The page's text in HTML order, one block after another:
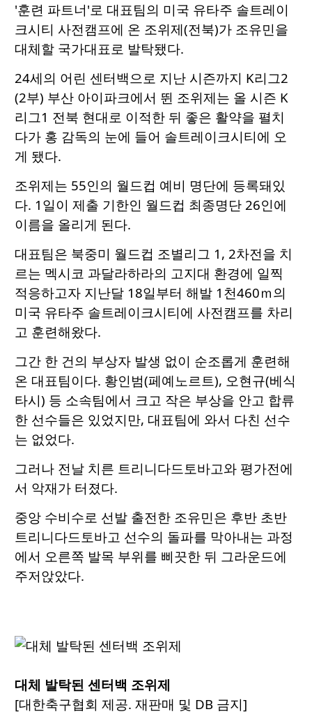
'훈련 파트너'로 대표팀의 미국 유타주 솔트레이
크시티 사전캠프에 온 조위제(전북)가 조유민을
대체할 국가대표로 발탁됐다.
24세의 어린 센터백으로 지난 시즌까지 K리그2
(2부) 부산 아이파크에서 뛴 조위제는 올 시즌 K
리그1 전북 현대로 이적한 뒤 좋은 활약을 펼치
다가 홍 감독의 눈에 들어 솔트레이크시티에 오
게 됐다.
조위제는 55인의 월드컵 예비 명단에 등록돼있
다. 1일이 제출 기한인 월드컵 최종명단 26인에
이름을 올리게 된다.
대표팀은 북중미 월드컵 조별리그 1, 2차전을 치
르는 멕시코 과달라하라의 고지대 환경에 일찍
적응하고자 지난달 18일부터 해발 1천460ｍ의
미국 유타주 솔트레이크시티에 사전캠프를 차리
고 훈련해왔다.
그간 한 건의 부상자 발생 없이 순조롭게 훈련해
온 대표팀이다. 황인범(페예노르트), 오현규(베식
타시) 등 소속팀에서 크고 작은 부상을 안고 합류
한 선수들은 있었지만, 대표팀에 와서 다친 선수
는 없었다.
그러나 전날 치른 트리니다드토바고와 평가전에
서 악재가 터졌다.
중앙 수비수로 선발 출전한 조유민은 후반 초반
트리니다드토바고 선수의 돌파를 막아내는 과정
에서 오른쪽 발목 부위를 삐끗한 뒤 그라운드에
주저앉았다.
대체 발탁된 센터백 조위제
[대한축구협회 제공. 재판매 및 DB 금지]